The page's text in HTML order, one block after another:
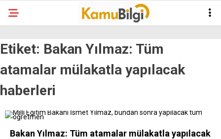
Etiket: Bakan Yılmaz: Tüm
atamalar mülakatla yapılacak
haberleri
Bakan Yılmaz: Tüm atamalar mülakatla yapılacak